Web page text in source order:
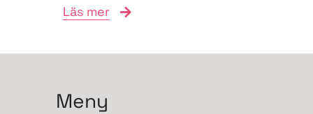
anslutningsprocessen och
Läs mer
Meny